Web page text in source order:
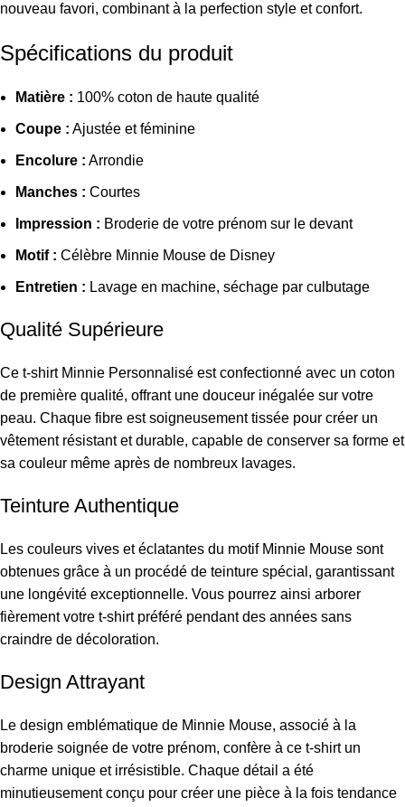
nouveau favori, combinant à la perfection style et confort.
Spécifications du produit
Matière : 100% coton de haute qualité
Coupe : Ajustée et féminine
Encolure : Arrondie
Manches : Courtes
Impression : Broderie de votre prénom sur le devant
Motif : Célèbre Minnie Mouse de Disney
Entretien : Lavage en machine, séchage par culbutage
Qualité Supérieure
Ce t-shirt Minnie Personnalisé est confectionné avec un coton
de première qualité, offrant une douceur inégalée sur votre
peau. Chaque fibre est soigneusement tissée pour créer un
vêtement résistant et durable, capable de conserver sa forme et
sa couleur même après de nombreux lavages.
Teinture Authentique
Les couleurs vives et éclatantes du motif Minnie Mouse sont
obtenues grâce à un procédé de teinture spécial, garantissant
une longévité exceptionnelle. Vous pourrez ainsi arborer
fièrement votre t-shirt préféré pendant des années sans
craindre de décoloration.
Design Attrayant
Le design emblématique de Minnie Mouse, associé à la
broderie soignée de votre prénom, confère à ce t-shirt un
charme unique et irrésistible. Chaque détail a été
minutieusement conçu pour créer une pièce à la fois tendance